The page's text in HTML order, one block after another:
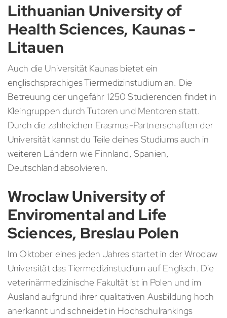
Lithuanian University of
Health Sciences, Kaunas -
Litauen
Auch die Universität Kaunas bietet ein
englischsprachiges Tiermedizinstudium an. Die
Betreuung der ungefähr 1250 Studierenden findet in
Kleingruppen durch Tutoren und Mentoren statt.
Durch die zahlreichen Erasmus-Partnerschaften der
Universität kannst du Teile deines Studiums auch in
weiteren Ländern wie Finnland, Spanien,
Deutschland absolvieren.
Wroclaw University of
Enviromental and Life
Sciences, Breslau Polen
Im Oktober eines jeden Jahres startet in der Wroclaw
Universität das Tiermedizinstudium auf Englisch. Die
veterinärmedizinische Fakultät ist in Polen und im
Ausland aufgrund ihrer qualitativen Ausbildung hoch
anerkannt und schneidet in Hochschulrankings